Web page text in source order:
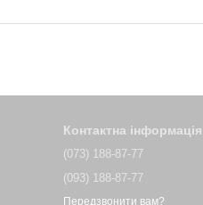
Контактна інформація
(073) 188-87-77
(093) 188-87-77
Передзвонити вам?